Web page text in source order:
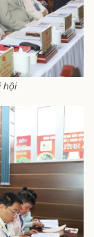
hội